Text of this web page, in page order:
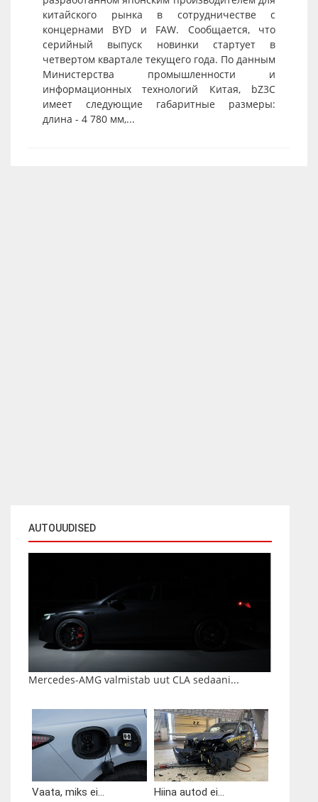
AUTOUUDISED
Mercedes-AMG valmistab uut CLA sedaani...
Vaata, miks ei... Hiina autod ei...
китайского рынка в сотрудничестве с
концернами BYD и FAW. Сообщается, что
серийный выпуск новинки стартует в
четвертом квартале текущего года. По данным
Министерства промышленности и
информационных технологий Китая, bZ3C
имеет следующие габаритные размеры:
длина - 4 780 мм,...